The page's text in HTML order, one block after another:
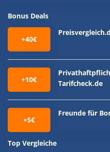
Bonus Deals
+40€
+10€
Tarifcheck.de
+5€
Freunde für
Top Vergleiche